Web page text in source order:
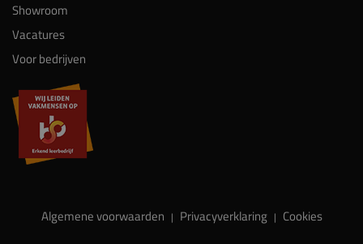
Showroom
Vacatures
Voor bedrijven
Algemene voorwaarden | Privacyverklaring | Cookies